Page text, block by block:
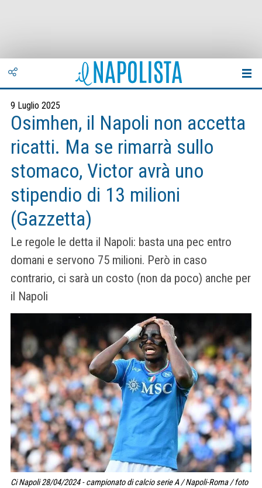
9 Luglio 2025
Osimhen, il Napoli non accetta
ricatti. Ma se rimarrà sullo
stomaco, Victor avrà uno
stipendio di 13 milioni
(Gazzetta)
Le regole le detta il Napoli: basta una pec entro
domani e servono 75 milioni. Però in caso
contrario, ci sarà un costo (non da poco) anche per
il Napoli
Ci Napoli 28/04/2024 - campionato di calcio serie A / Napoli-Roma / foto